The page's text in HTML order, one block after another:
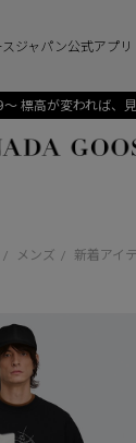
～ 標高が変われば、
レクション
ション
ション
ヵ月)
歳)
歳)
GOOSE
取り・再販を通じ
/ メンズ / 新着アイ
ジャパン公式アプリ